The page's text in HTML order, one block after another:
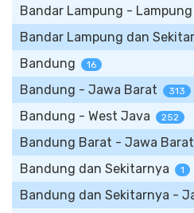
Bandar Lampung - Lampung
Bandar Lampung dan
Bandung 16
Bandung - Jawa Barat 313
Bandung - West Java 252
Bandung Barat - Jawa Barat
Bandung dan Sekitarnya 1
Bandung dan Sekitarnya -